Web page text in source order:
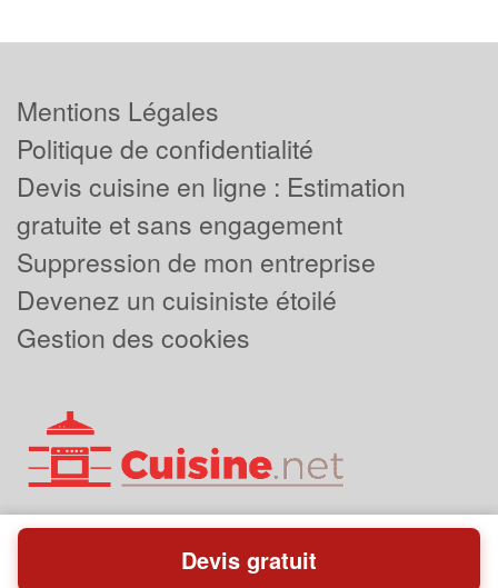
Mentions Légales
Politique de confidentialité
Devis cuisine en ligne : Estimation
gratuite et sans engagement
Suppression de mon entreprise
Devenez un cuisiniste étoilé
Gestion des cookies
Powered byPlus que pro
Devis gratuit